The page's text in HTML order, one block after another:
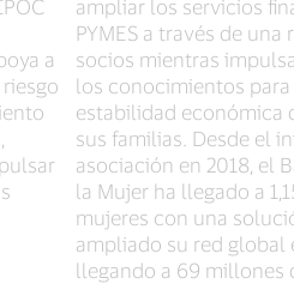
a
ampliar los servicios
PYMES a través de una
socios mientras
los conocimientos
estabilidad económica
sus familias. Desde el
asociación en 2018, el
la Mujer ha llegado a
mujeres con una
ampliado su red global
llegando a 69 millones